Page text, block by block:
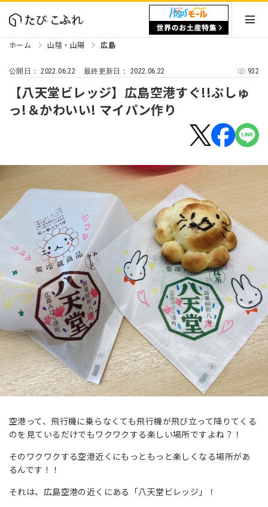
ホーム 山陰・山陽 広島
公開日：2022.06.22 最終更新日： 2022.06.22 932
【八天堂ビレッジ】広島空港すぐ!!ぷしゅ
っ!＆かわいい! マイパン作り
空港って、飛行機に乗らなくても飛行機が飛び立って降りてくる
のを見ているだけでもワクワクする楽しい場所ですよね？！
そのワクワクする空港近くにもっともっと楽しくなる場所があ
るんです！！
それは、広島空港の近くにある「八天堂ビレッジ」！